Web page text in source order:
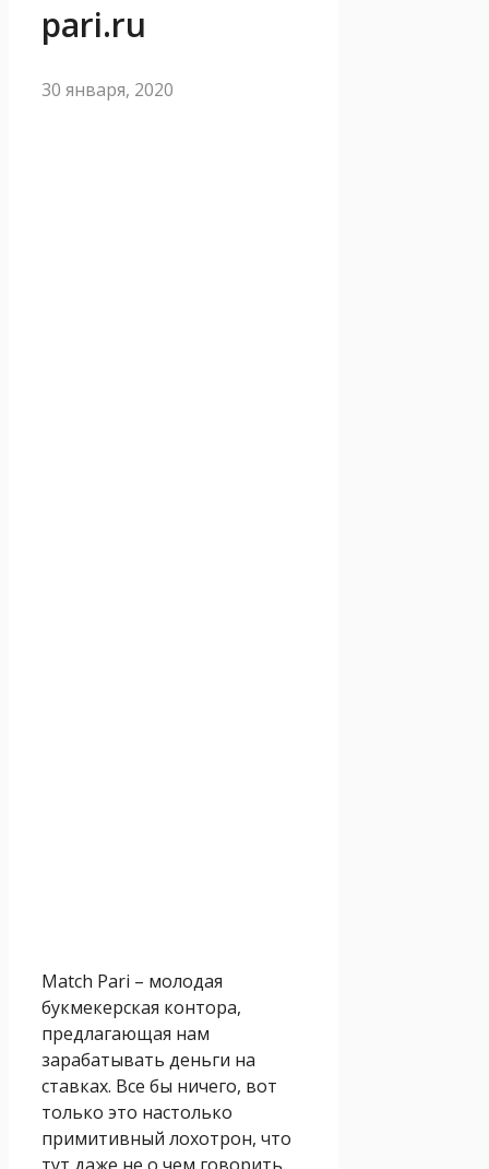
pari.ru
30 января, 2020
Match Pari – молодая
букмекерская контора,
предлагающая нам
зарабатывать деньги на
ставках. Все бы ничего, вот
только это настолько
примитивный лохотрон, что